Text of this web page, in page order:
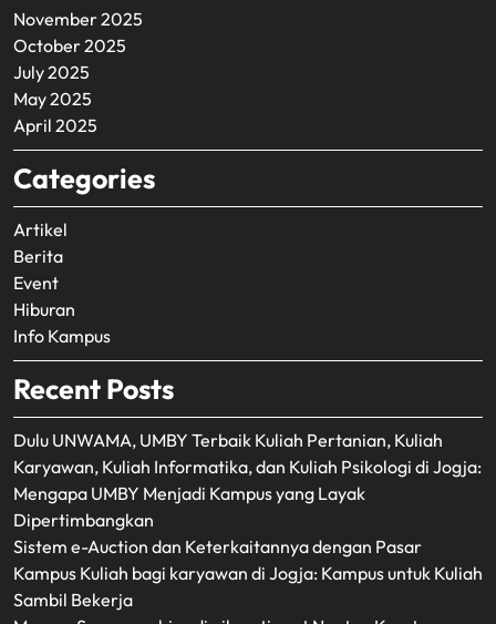
November 2025
October 2025
July 2025
May 2025
April 2025
Categories
Artikel
Berita
Event
Hiburan
Info Kampus
Recent Posts
Dulu UNWAMA, UMBY Terbaik Kuliah Pertanian, Kuliah
Karyawan, Kuliah Informatika, dan Kuliah Psikologi di Jogja:
Mengapa UMBY Menjadi Kampus yang Layak
Dipertimbangkan
Sistem e-Auction dan Keterkaitannya dengan Pasar
Kampus Kuliah bagi karyawan di Jogja: Kampus untuk Kuliah
Sambil Bekerja